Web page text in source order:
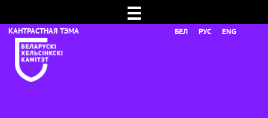
☰
БЕЛ РУС ENG